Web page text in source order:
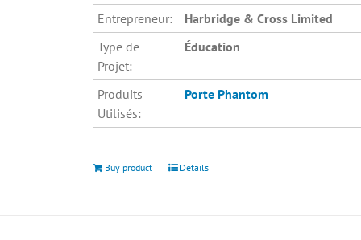
Entrepreneur:
Harbridge & Cross Limited
Type de
Projet:
Éducation
Produits
Utilisés:
Porte Phantom
Buy product Details